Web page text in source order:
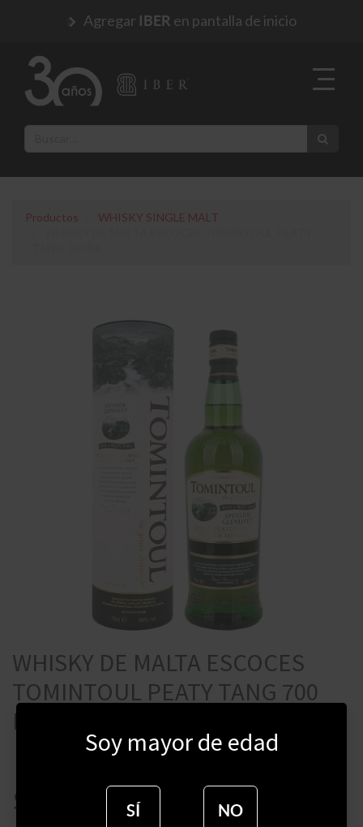
Agregar IBER en pantalla de inicio
Productos
WHISKY SINGLE MALT
WHISKY DE MALTA ESCOCES
TOMINTOUL PEATY TANG 700
ML
$
Soy mayor de edad
SÍ NO